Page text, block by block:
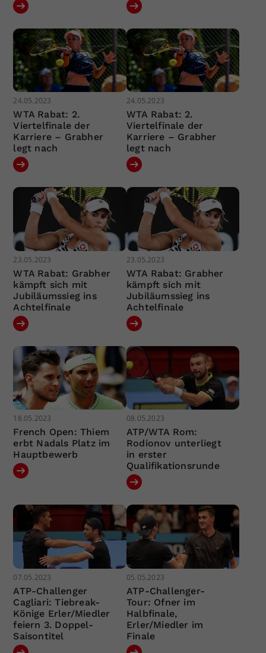
24.05.2023
WTA Rabat: 2.
Viertelfinale der
Karriere – Grabher
legt nach
24.05.2023
WTA Rabat: 2.
Viertelfinale der
Karriere – Grabher
legt nach
23.05.2023
WTA Rabat: Grabher
kämpft sich mit
Jubiläumssieg ins
Achtelfinale
23.05.2023
WTA Rabat: Grabher
kämpft sich mit
Jubiläumssieg ins
Achtelfinale
18.05.2023
French Open: Thiem
erbt Nadals Platz im
Hauptbewerb
08.05.2023
ATP/WTA Rom:
Rodionov unterliegt
in erster
Qualifikationsrunde
07.05.2023
ATP-Challenger
Cagliari: Tiebreak-
Könige Erler/Miedler
feiern 3. Doppel-
Saisontitel
05.05.2023
ATP-Challenger-
Tour: Ofner im
Halbfinale,
Erler/Miedler im
Finale